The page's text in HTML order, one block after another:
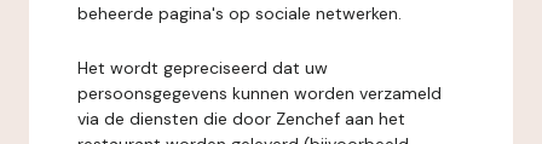
beheerde pagina's op sociale netwerken.
Het wordt gepreciseerd dat uw
persoonsgegevens kunnen worden verzameld
via de diensten die door Zenchef aan het